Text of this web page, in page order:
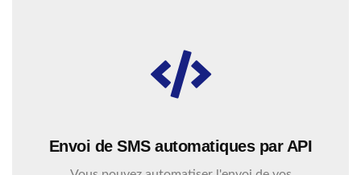
Envoi de SMS automatiques par API